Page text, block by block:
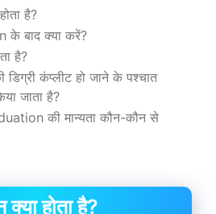
है?
के बाद क्या करें?
है?
डिग्री कंप्लीट हो जाने के पश्चात
जाता है?
की मान्यता कौन-कौन से
होता है?